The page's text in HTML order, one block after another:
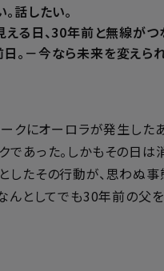
話したい。
る日、30年前と無線がつ
。－今なら未来を変えられ
クにオーロラが発生した
であった。しかもその日
したその行動が、思わぬ事
なんとしてでも30年前の父